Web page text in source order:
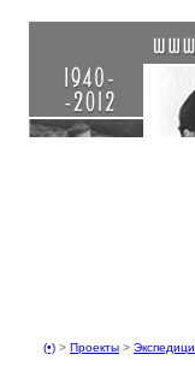
(•) > Проекты >